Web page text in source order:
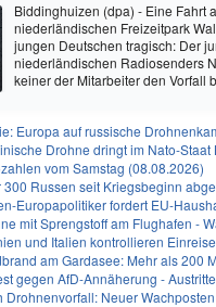
Biddinghuizen (dpa) - Eine Fahrt
niederländischen Freizeitpark
jungen Deutschen tragisch: Der
niederländischen Radiosenders
keiner der Mitarbeiter den Vorfall
Europa auf russische
Drohne dringt im Nato-Staat
vom Samstag (08.08.2026)
300 Russen seit Kriegsbeginn
Europapolitiker fordert EU-
mit Sprengstoff am Flughafen -
und Italien kontrollieren
am Gardasee: Mehr als 200
gegen AfD-Annäherung -
Drohnenvorfall: Neuer